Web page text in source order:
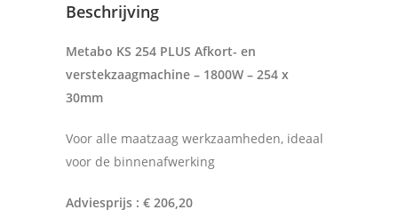
Beschrijving
Metabo KS 254 PLUS Afkort- en
verstekzaagmachine – 1800W – 254 x
30mm
Voor alle maatzaag werkzaamheden, ideaal
voor de binnenafwerking
Adviesprijs : € 206,20